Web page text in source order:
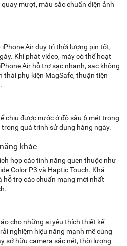
mượt, màu sắc chuẩn điện ảnh
Air duy trì thời lượng pin tốt,
Khi phát video, máy có thể hoạt
Air hỗ trợ sạc nhanh, sạc không
thái phụ kiện MagSafe, thuận tiện
chịu được nước ở độ sâu 6 mét trong
quá trình sử dụng hàng ngày.
khác
hợp các tính năng quen thuộc như
Color P3 và Haptic Touch. Khả
hỗ trợ các chuẩn mạng mới nhất
cho những ai yêu thích thiết kế
nghiệm hiệu năng mạnh mẽ cùng
sở hữu camera sắc nét, thời lượng